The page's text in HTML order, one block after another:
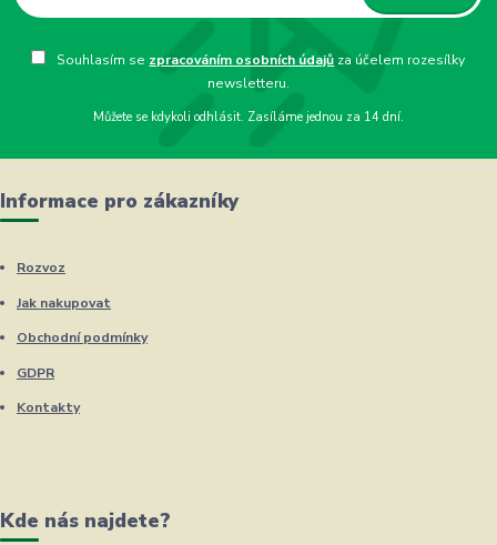
Souhlasím se zpracováním osobních údajů za účelem rozesílky
newsletteru.
Můžete se kdykoli odhlásit. Zasíláme jednou za 14 dní.
Informace pro zákazníky
Rozvoz
Jak nakupovat
Obchodní podmínky
GDPR
Kontakty
Kde nás najdete?